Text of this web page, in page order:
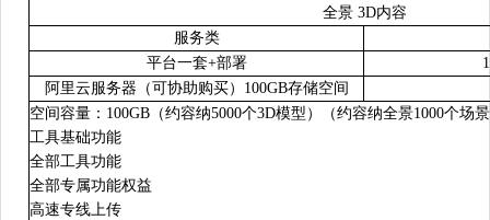
全景 3D内容
服务类
平台一套+部署
阿里云服务器（可协助购买） 100GB存储空间
空间容量 ： 100GB （约容纳5000个3D模型）（约容纳全景1000个场
工具基础功能
全部工具功能
全部专属功能权益
高速专线上传